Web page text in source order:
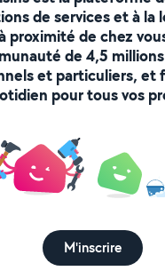
de services et à la
proximité de chez
de 4,5
et particuliers, et
pour tous vos
M'inscrire